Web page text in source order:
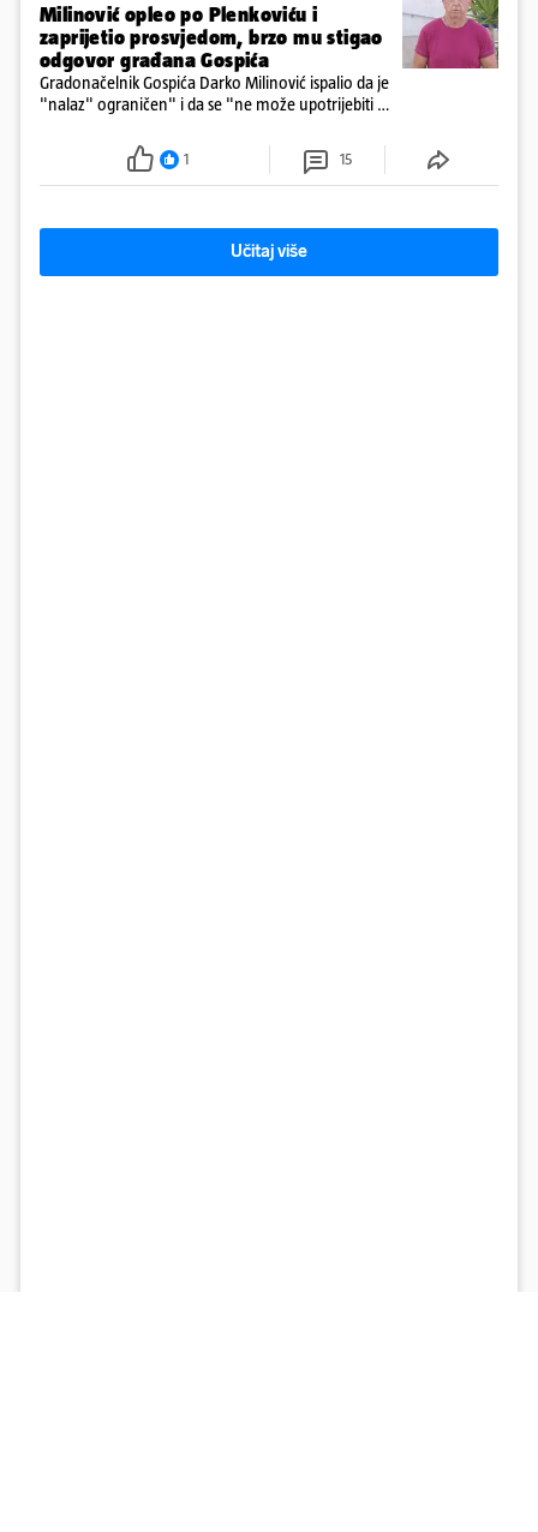
Milinović opleo po Plenkoviću i
zaprijetio prosvjedom, brzo mu stigao
odgovor građana Gospića
Gradonačelnik Gospića Darko Milinović ispalio da je
"nalaz" ograničen" i da se "ne može upotrijebiti za
ga je naručio Uskok i da je dio spisa
1 15
Učitaj više